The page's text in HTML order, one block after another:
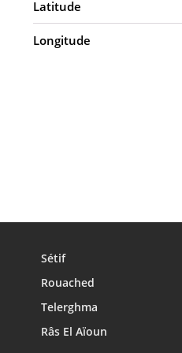
Latitude
Longitude
Sétif
Rouached
Telerghma
Râs El Aïoun